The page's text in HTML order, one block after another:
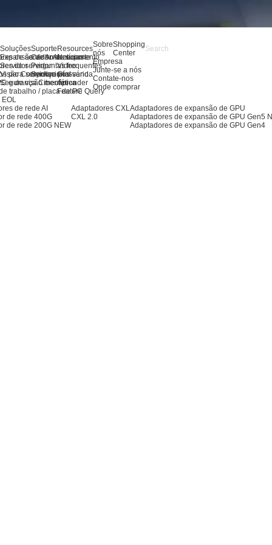
de servidor AI
de servidor
para servidores
e de visão mecânica
trabalho / placa de PC
EOL
de rede AI
de rede 400G
de rede 200G NEW
Adaptadores CXL
CXL 2.0
Adaptadores de expansão de GPU
Adaptadores de expansão de GPU Gen5
Adaptadores de expansão de GPU Gen4
Soluções
Expansão de Armazenamento
Servidor
Visão Computacional
Segurança Cibernética
Suporte
Centro de suporte
Perguntas frequentes
Serviço pós-venda
Resources
Notícias
Video
Glossário
Aprender
Feature Query
Sobre
nós
Empresa
Junte-se a nós
Contate-nos
Onde comprar
Shopping
Center